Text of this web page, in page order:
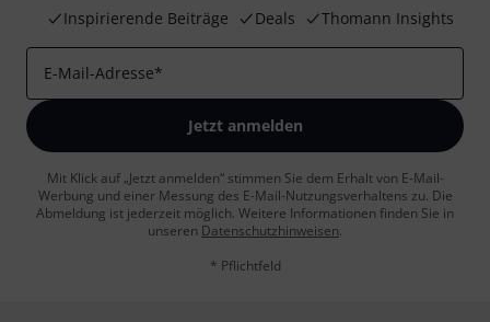
Inspirierende Beiträge
Deals Thomann Insights
E-Mail-Adresse*
Jetzt anmelden
Mit Klick auf „Jetzt anmelden“ stimmen Sie dem Erhalt von E-Mail-
Werbung und einer Messung des E-Mail-Nutzungsverhaltens zu. Die
Abmeldung ist jederzeit möglich. Weitere Informationen finden Sie in
unseren Datenschutzhinweisen.
* Pflichtfeld